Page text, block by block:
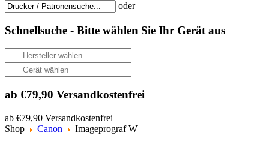
oder
Schnellsuche - Bitte wählen Sie Ihr Gerät aus
ab €79,90 Versandkostenfrei
ab €79,90 Versandkostenfrei
Shop
Canon Imageprograf W